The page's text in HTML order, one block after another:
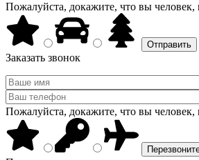
Пожалуйста, докажите, что вы человек,
Заказать звонок
Пожалуйста, докажите, что вы человек,